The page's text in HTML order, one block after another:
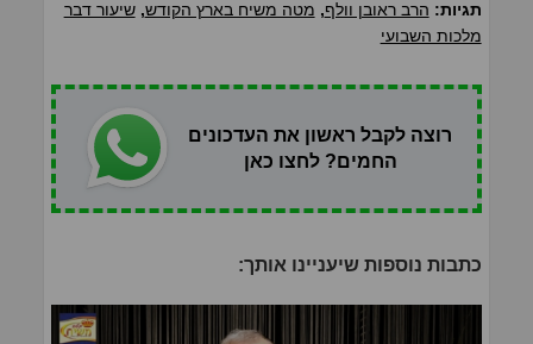
תגיות: הרב ראובן וולף, מטה משיח בארץ הקודש,שיעור דבר
מלכות השבועי
רוצה לקבל ראשון את העדכונים
החמים? לחצו כאן
כתבות נוספות שיעניינו אותך: